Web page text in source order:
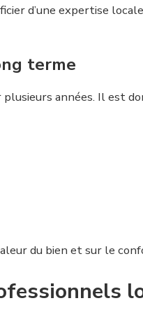
d’une expertise
terme
années. Il est
du bien et sur le